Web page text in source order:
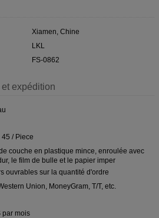
Xiamen, Chine
LKL
FS-0862
expédition
45 / Piece
couche en plastique mince, enroulée avec
le film de bulle et le papier imper
ouvrables sur la quantité d'ordre
Union, MoneyGram, T/T, etc.
par mois